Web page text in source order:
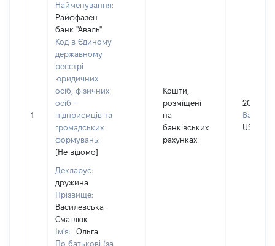
1
Найменування:
Райффазен
банк "Аваль"
Код в Єдиному
державному
реєстрі
юридичних
осіб, фізичних
осіб –
підприємців та
громадських
формувань:
[Не відомо]
Декларує:
дружина
Прізвище:
Василевська-
Смаглюк
Ім'я:
Ольга
По батькові (за
Кошти,
розміщені
на
банківських
рахунках
2000
Валюта:
USD